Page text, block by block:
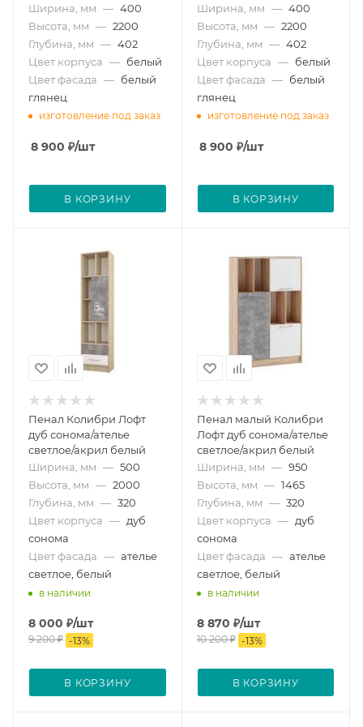
Ширина, мм — 400
Высота, мм — 2200
Глубина, мм — 402
Цвет корпуса — белый
Цвет фасада — белый
глянец
изготовление под заказ
8 900 ₽/шт
В КОРЗИНУ
Ширина, мм — 400
Высота, мм — 2200
Глубина, мм — 402
Цвет корпуса — белый
Цвет фасада — белый
глянец
изготовление под заказ
8 900 ₽/шт
В КОРЗИНУ
Пенал Колибри Лофт
дуб сонома/ателье
светлое/акрил белый
Ширина, мм — 500
Высота, мм — 2000
Глубина, мм — 320
Цвет корпуса — дуб
сонома
Цвет фасада — ателье
светлое, белый
в наличии
8 000 ₽/шт
9 200₽ -13%
В КОРЗИНУ
Пенал малый Колибри
Лофт дуб сонома/ателье
светлое/акрил белый
Ширина, мм — 950
Высота, мм — 1465
Глубина, мм — 320
Цвет корпуса — дуб
сонома
Цвет фасада — ателье
светлое, белый
в наличии
8 870 ₽/шт
10 200₽ -13%
В КОРЗИНУ